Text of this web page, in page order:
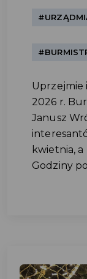
Uprzejmie
2026 r.
Janusz
kwietnia,
Godziny